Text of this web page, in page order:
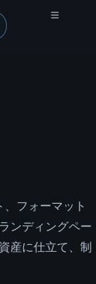
header)
フォーマット
ンディングペー
産に仕立て、制